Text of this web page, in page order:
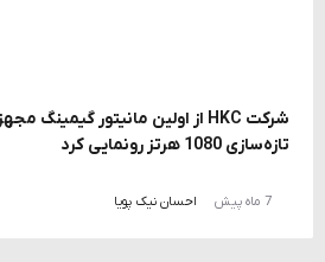
تازه‌سازی 1080 هرتز رونمایی کرد
7 ماه پیش احسان نیک پویا